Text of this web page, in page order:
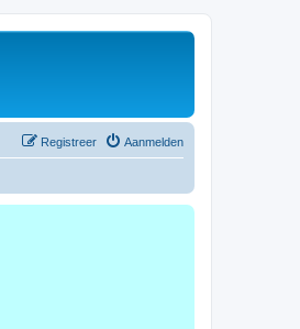
Aanmelden
Registreer